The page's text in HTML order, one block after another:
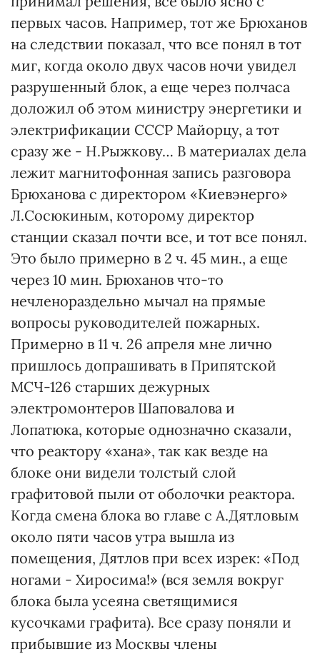
первых часов. Например, тот же Брюханов
на следствии показал, что все понял в тот
миг, когда около двух часов ночи увидел
разрушенный блок, а еще через полчаса
доложил об этом министру энергетики и
электрификации СССР Майорцу, а тот
сразу же - Н.Рыжкову… В материалах дела
лежит магнитофонная запись разговора
Брюханова с директором «Киевэнерго»
Л.Сосюкиным, которому директор
станции сказал почти все, и тот все понял.
Это было примерно в 2 ч. 45 мин., а еще
через 10 мин. Брюханов что-то
нечленораздельно мычал на прямые
вопросы руководителей пожарных.
Примерно в 11 ч. 26 апреля мне лично
пришлось допрашивать в Припятской
МСЧ-126 старших дежурных
электромонтеров Шаповалова и
Лопатюка, которые однозначно сказали,
что реактору «хана», так как везде на
блоке они видели толстый слой
графитовой пыли от оболочки реактора.
Когда смена блока во главе с А.Дятловым
около пяти часов утра вышла из
помещения, Дятлов при всех изрек: «Под
ногами - Хиросима!» (вся земля вокруг
блока была усеяна светящимися
кусочками графита). Все сразу поняли и
прибывшие из Москвы члены